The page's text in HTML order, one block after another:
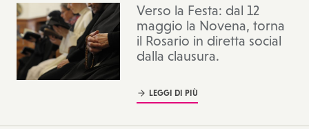
Verso la Festa: dal 12
maggio la Novena, torna
il Rosario in diretta social
dalla clausura.
LEGGI DI PIÙ